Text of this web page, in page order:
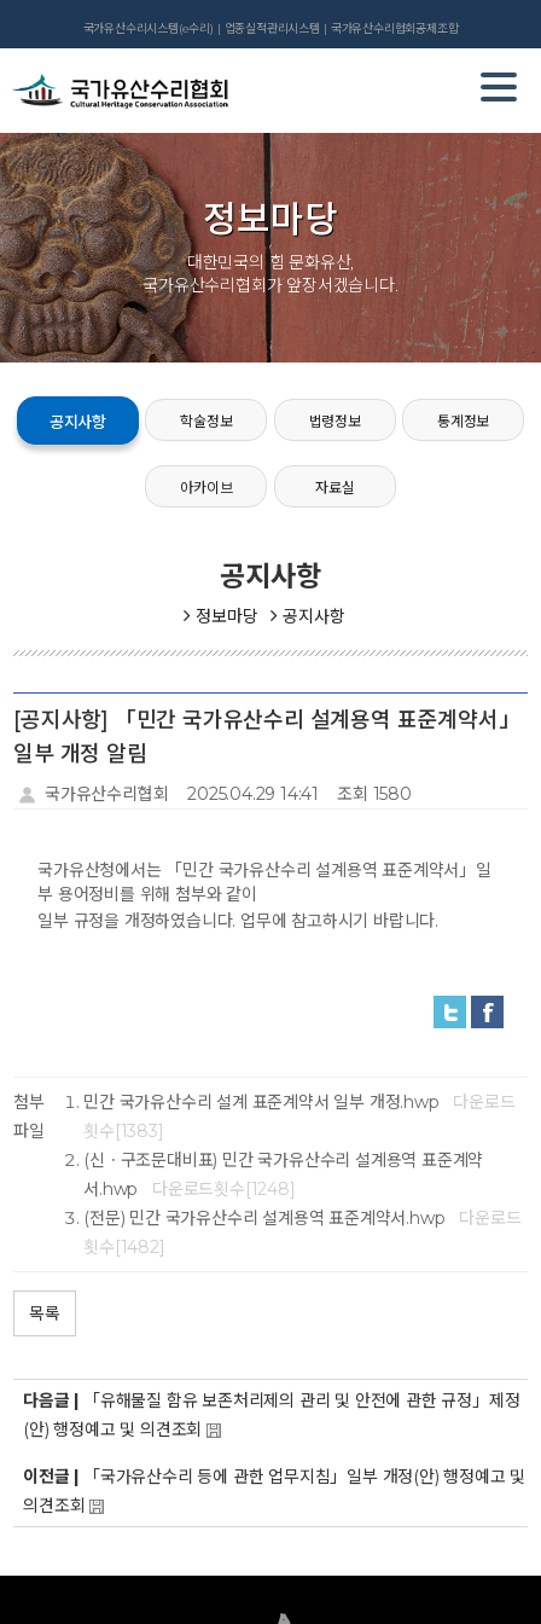
국가유산수리시스템(e수리) 업종실적관리시스템 국가유산수리협회공제조합
정보마당
대한민국의 힘 문화유산,
국가유산수리협회가 앞장서겠습니다.
공지사항 학술정보 법령정보 통계정보
아카이브 자료실
공지사항
정보마당 공지사항
[공지사항] 「민간 국가유산수리 설계용역 표준계약서」
일부 개정 알림
국가유산수리협회 2025.04.29 14:41 조회 1580
국가유산청에서는 「민간 국가유산수리 설계용역 표준계약서」일
부 용어정비를 위해 첨부와 같이
일부 규정을 개정하였습니다. 업무에 참고하시기 바랍니다.
첨부
파일
민간 국가유산수리 설계 표준계약서 일부 개정.hwp
다운로드
횟수[1383]
(신ㆍ구조문대비표) 민간 국가유산수리 설계용역 표준계약
서.hwp
다운로드횟수[1248]
(전문) 민간 국가유산수리 설계용역 표준계약서.hwp
다운로드
횟수[1482]
목록
다음글 |
「유해물질 함유 보존처리제의 관리 및 안전에 관한 규정」제정
(안) 행정예고 및 의견조회
이전글 |
「국가유산수리 등에 관한 업무지침」일부 개정(안) 행정예고 및
의견조회